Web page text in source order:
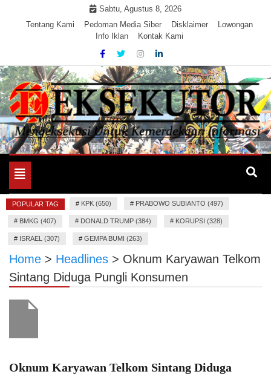
Sabtu, Agustus 8, 2026
Tentang Kami
Pedoman Media Siber Disklaimer
Lowongan
Info Iklan
Kontak Kami
EKSEKUTOR
Mengeksekusi Berita Untuk Kemerdekaan dan Keadilan
Toggle
navigation
POPULAR TAG # KPK (650) # PRABOWO SUBIANTO (497)
# BMKG (407) # DONALD TRUMP (384) # KORUPSI (328)
# ISRAEL (307) # GEMPA BUMI (263)
Home > Headlines > Oknum Karyawan Telkom
Sintang Diduga Pungli Konsumen
Oknum Karyawan Telkom Sintang Diduga